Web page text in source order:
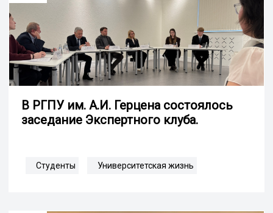
В РГПУ им. А.И. Герцена состоялось
заседание Экспертного клуба.
Студенты Университетская жизнь